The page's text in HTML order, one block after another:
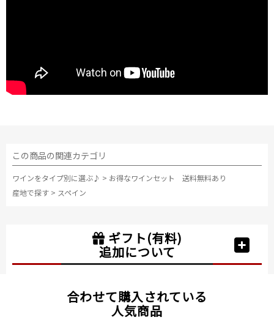
この商品の関連カテゴリ
ワインをタイプ別に選ぶ♪ > お得なワインセット 送料無料あり
産地で探す > スペイン
ギフト(有料)
追加について
合わせて購入されている
人気商品